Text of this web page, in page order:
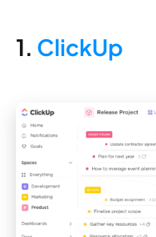
1. ClickUp